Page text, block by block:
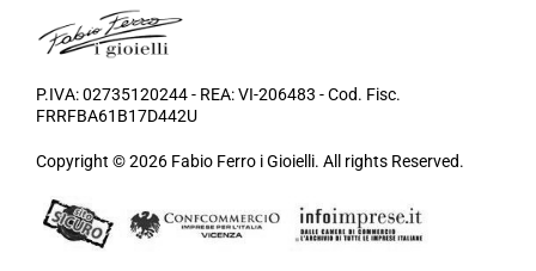
P.IVA: 02735120244 - REA: VI-206483 - Cod. Fisc.
FRRFBA61B17D442U
Copyright © 2026 Fabio Ferro i Gioielli. All rights Reserved.